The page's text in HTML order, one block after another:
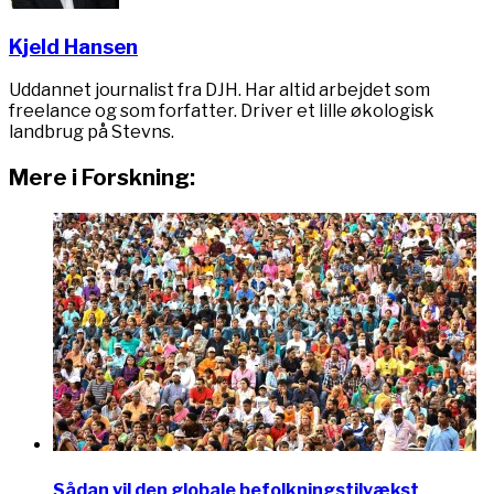
Kjeld Hansen
Uddannet journalist fra DJH. Har altid arbejdet som
freelance og som forfatter. Driver et lille økologisk
landbrug på Stevns.
Mere i Forskning: